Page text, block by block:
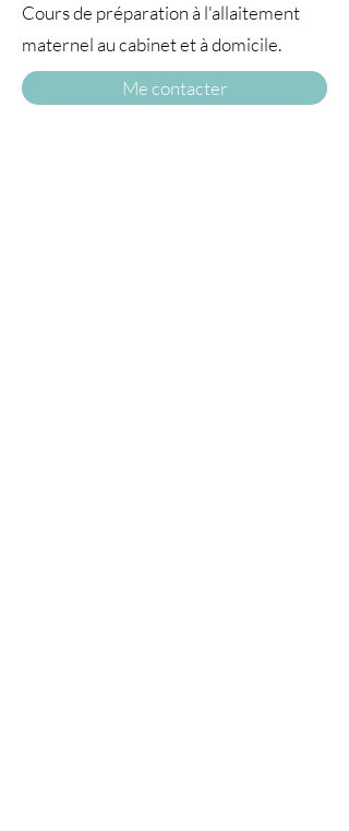
Cours de préparation à l'allaitement
maternel au cabinet et à domicile.
Me contacter